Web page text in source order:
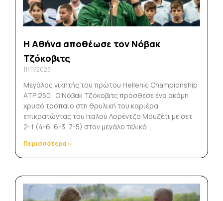
Η Αθήνα αποθέωσε τον Νόβακ
Τζόκοβιτς
11/11/2025
Μεγάλος νικητής του πρώτου Hellenic Championship
ATP 250 . Ο Νόβακ Τζόκοβιτς πρόσθεσε ένα ακόμη
χρυσό τρόπαιο στη θρυλική του καριέρα,
επικρατώντας του Ιταλού Λορέντζο Μουζέτι με σετ
2-1 (4-6, 6-3, 7-5) στον μεγάλο τελικό …
Περισσότερα »